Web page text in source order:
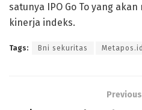
satunya IPO Go To yang
kinerja indeks.
Tags: Bni sekuritas Metapos.id